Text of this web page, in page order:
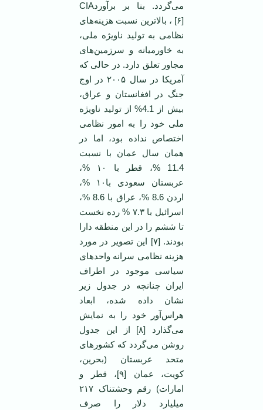
می‌گردد. بنا بر برآوردCIA
[۶]، بالا‌ترین نسبت هزینه‌های
نظامی به تولید ناویژه ملی،
به خاورمیانه و سرزمین‌های
مجاور تعلق دارد. در حالی که
آمریکا در سال ۲۰۰۵ در اوج
جنگ در افغانستان و عراق،
بیش از 4.1% از تولید ناویژه
ملی خود را به امور نظامی
اختصاص نداده بود، اما در‌‌
همان سال عمان با نسبت
11.4 %، قطر با ۱۰ %،
عربستان سعودی با۱۰ %،
اردن 8.6 %، عراق با 8.6 %،
اسرائیل با ۷.۳ % رده نخست
تا ششم را در این منطقه دارا
بودند. [۷] این تصویر در مورد
هزینه نظامی سرانه واحدهای
سیاسی موجود در اطراف
ایران چنانچه در جدول زیر
نشان داده شده، ابعاد
هراس‌آور خود را به نمایش
می‌گذارد [۸] از این جدول
روشن می‌گردد که کشورهای
متحد عربستان (بحرین،
کویت، عمان [۹]، قطر و
امارات) رقم وحشتناک ۲۱۷
میلیارد دلار را صرف